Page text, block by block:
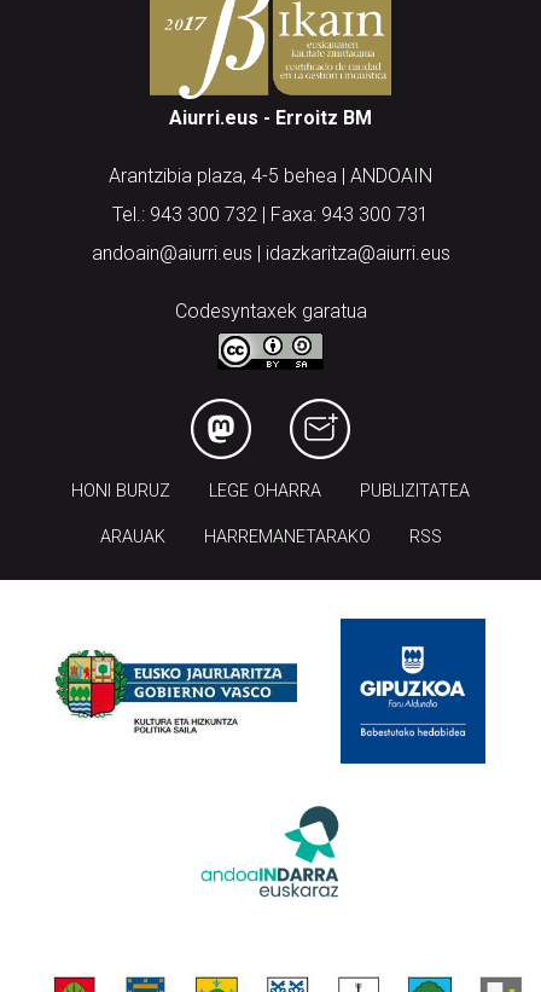
Aiurri.eus - Erroitz BM
Arantzibia plaza, 4-5 behea | ANDOAIN
Tel.: 943 300 732 | Faxa: 943 300 731
andoain@aiurri.eus | idazkaritza@aiurri.eus
Codesyntaxek garatua
HONI BURUZ LEGE OHARRA PUBLIZITATEA
ARAUAK HARREMANETARAKO RSS